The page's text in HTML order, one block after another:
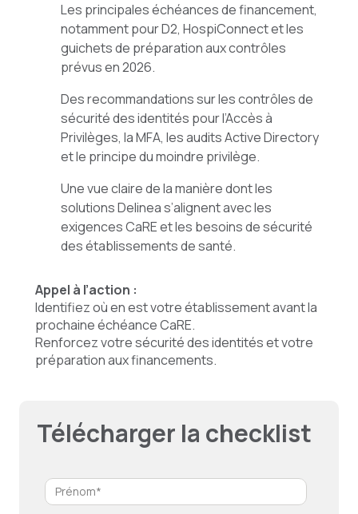
Les principales échéances de financement,
notamment pour D2, HospiConnect et les
guichets de préparation aux contrôles
prévus en 2026.
Des recommandations sur les contrôles de
sécurité des identités pour l’Accès à
Privilèges, la MFA, les audits Active Directory
et le principe du moindre privilège.
Une vue claire de la manière dont les
solutions Delinea s’alignent avec les
exigences CaRE et les besoins de sécurité
des établissements de santé.
Appel à l’action :
Identifiez où en est votre établissement avant la
prochaine échéance CaRE.
Renforcez votre sécurité des identités et votre
préparation aux financements.
Télécharger la checklist